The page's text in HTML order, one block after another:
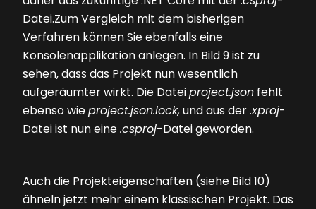
Datei.Zum Vergleich mit dem bisherigen
Verfahren können Sie ebenfalls eine
Konsolenapplikation anlegen. In Bild 9ist zu
sehen, dass das Projekt nun wesentlich
aufgeräumter wirkt. Die Dateiproject.json fehlt
ebenso wieproject.json.lock, und aus der.xproj-
Datei ist nun eine.csproj-Datei geworden.
Auch die Projekteigenschaften (siehe Bild 10)
ähneln jetzt mehr einem klassischen Projekt. Das